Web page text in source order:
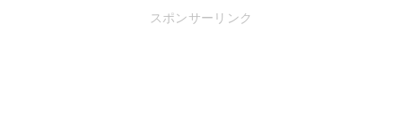
スポンサーリンク